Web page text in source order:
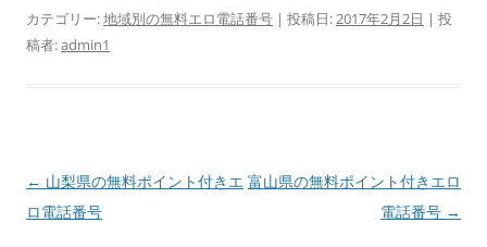
カテゴリー:地域別の無料エロ電話番号 | 投稿日:2017年2月2日 | 投
稿者:admin1
投
稿
← 山梨県の無料ポイント付きエ
ロ電話番号
富山県の無料ポイント付きエロ
電話番号 →